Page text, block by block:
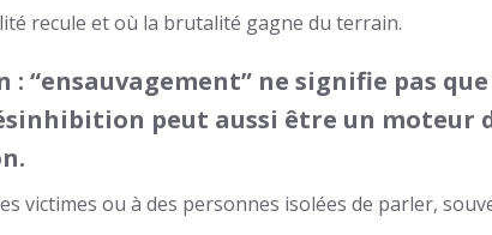
recule et où la brutalité gagne du terrain.
“ensauvagement” ne signifie pas
peut aussi être un moteur
victimes ou à des personnes isolées de parler,